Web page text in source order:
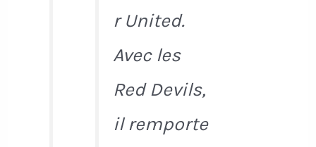
r United.
Avec les
Red Devils,
il remporte